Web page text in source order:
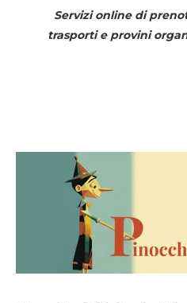
Servizi online di
trasporti e provini